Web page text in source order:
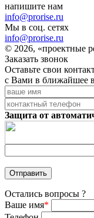
напишите нам
info@prorise.ru
Мы в соц. сетях
info@prorise.ru
© 2026, «проектные
Заказать звонок
Оставьте свои
с Вами в ближайшее
Защита от
Остались вопросы ?
Ваше имя*